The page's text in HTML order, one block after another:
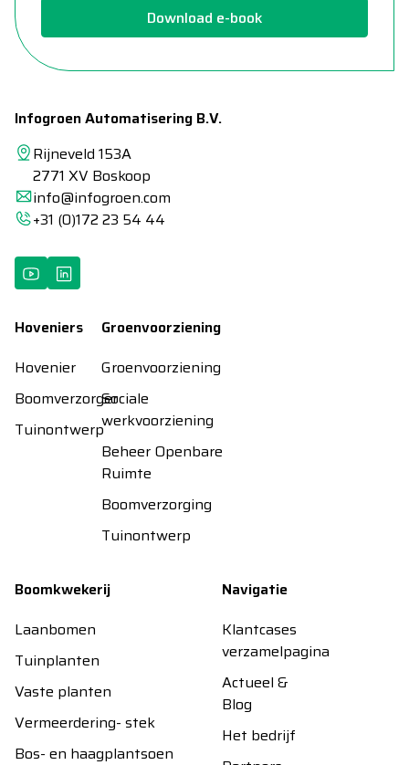
Download e-book
Infogroen Automatisering B.V.
Rijneveld 153A
2771 XV Boskoop
info@infogroen.com
+31 (0)172 23 54 44
Hoveniers
Hovenier
Boomverzorger
Tuinontwerp
Groenvoorziening
Groenvoorziening
Sociale
werkvoorziening
Beheer Openbare
Ruimte
Boomverzorging
Tuinontwerp
Boomkwekerij
Laanbomen
Tuinplanten
Vaste planten
Vermeerdering- stek
Bos- en haagplantsoen
Navigatie
Klantcases
verzamelpagina
Actueel &
Blog
Het bedrijf